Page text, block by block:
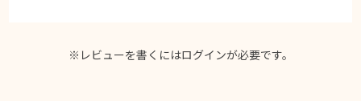
※レビューを書くにはログインが必要です。